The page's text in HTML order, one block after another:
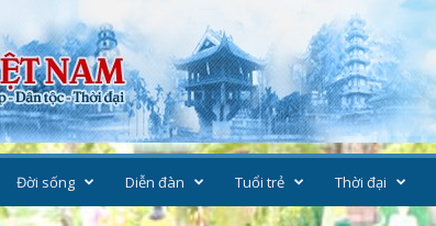
Đời sống Diễn đàn Tuổi trẻ Thời đại